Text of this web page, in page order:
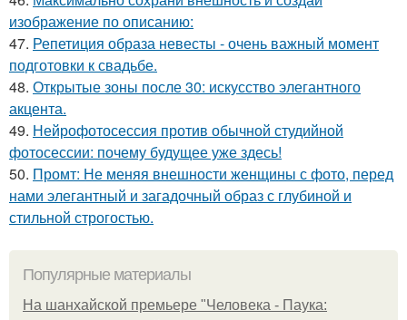
изображение по описанию:
47. Репетиция образа невесты - очень важный момент
подготовки к свадьбе.
48. Открытые зоны после 30: искусство элегантного
акцента.
49. Нейрофотосессия против обычной студийной
фотосессии: почему будущее уже здесь!
50. Промт: Не меняя внешности женщины с фото, перед
нами элегантный и загадочный образ с глубиной и
стильной строгостью.
Популярные материалы
На шанхайской премьере "Человека - Паука: